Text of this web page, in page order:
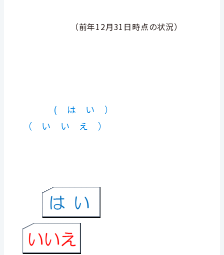
（前年12月31日時点の状況）
( は い ）
（ い い え ）